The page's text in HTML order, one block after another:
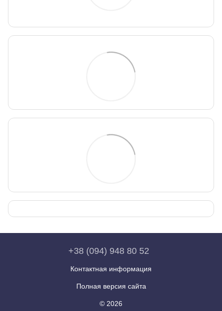
+38 (094) 948 80 52
Контактная информация
Полная версия сайта
© 2026